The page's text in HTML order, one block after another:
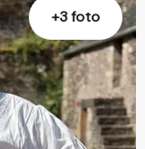
+3 foto